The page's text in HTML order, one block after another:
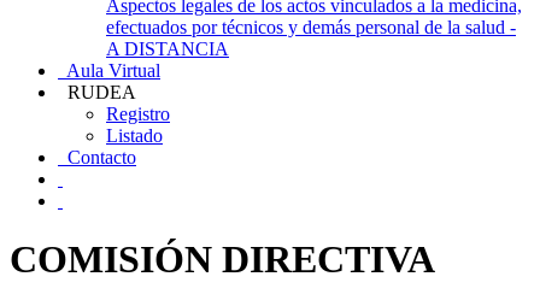
Aspectos legales de los actos vinculados a la medicina,
efectuados por técnicos y demás personal de la salud -
A DISTANCIA
Aula Virtual
RUDEA
Registro
Listado
Contacto
COMISIÓN DIRECTIVA